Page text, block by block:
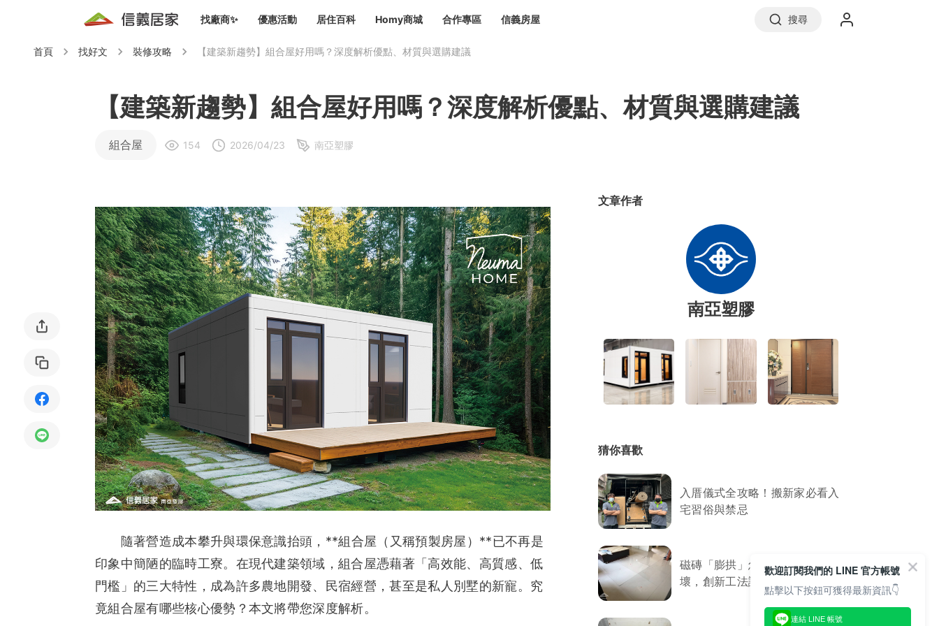
找廠商✨
設計裝潢
設計裝潢
優惠活動
居住服務免費諮詢
信義成交客戶福利專區
居住百科
室內設計 居家設計 裝修攻略生活提案居家新聞
搬家清運
清潔除蟲
清潔消毒冷氣清洗整理收納專業除蟲
家居設備
長照設備系統家具隱形鐵窗油漆塗料
局部修繕
生活金融
生活金融產物保險
Homy商城 合作專區 信義房屋
買屋 賣屋 租屋 實價登錄
搜尋
首頁 找好文 裝修攻略 【建築新趨勢】組合屋好用嗎？深度解析優點、材質與選購建議
【建築新趨勢】組合屋好用嗎？深度解析優點、材質與選購建議
組合屋 154 2026/04/23 南亞塑膠
隨著營造成本攀升與環保意識抬頭，**組合屋（又稱預製房屋）**已不再是
印象中簡陋的臨時工寮。在現代建築領域，組合屋憑藉著「高效能、高質感、低
門檻」的三大特性，成為許多農地開發、民宿經營，甚至是私人別墅的新寵。究
竟組合屋有哪些核心優勢？本文將帶您深度解析。
文章作者
南亞塑膠
猜你喜歡
入厝儀式全攻略！搬新家必看入
宅習俗與禁忌
磁磚「膨拱」怎麼辦？免敲打破
壞，創新工法讓磁磚服服貼貼
歡迎訂閱我們的 LINE 官方帳號
點擊以下按鈕可獲得最新資訊👇
連結 LINE 帳號